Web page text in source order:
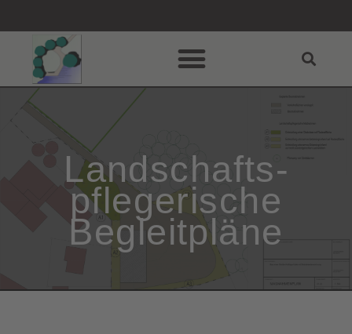
Landschafts­
pflegerische
Begleitpläne